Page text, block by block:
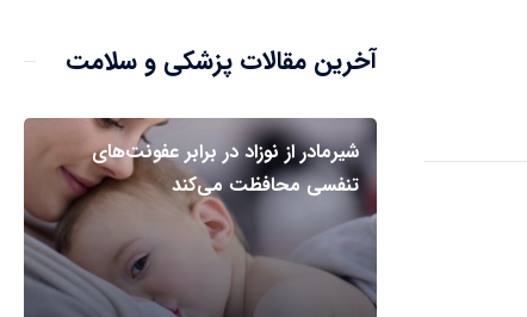
آخرین مقالات پزشکی و سلامت
شیرمادر از نوزاد در برابر عفونت‌های
تنفسی محافظت می‌کند